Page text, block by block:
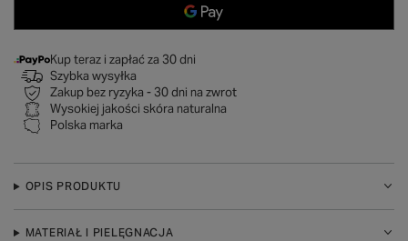
Kup teraz i zapłać za 30 dni
Szybka wysyłka
Zakup bez ryzyka - 30 dni na zwrot
Wysokiej jakości skóra naturalna
Polska marka
OPIS PRODUKTU
MATERIAŁ I PIELĘGNACJA